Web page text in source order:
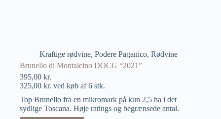
Kraftige rødvine, Podere Paganico, Rødvine
Brunello di Montalcino DOCG “2021”
395,00 kr.
325,00 kr. ved køb af 6 stk.
Top Brunello fra en mikromark på kun 2,5 ha i det
sydlige Toscana. Høje ratings og begrænsede antal.